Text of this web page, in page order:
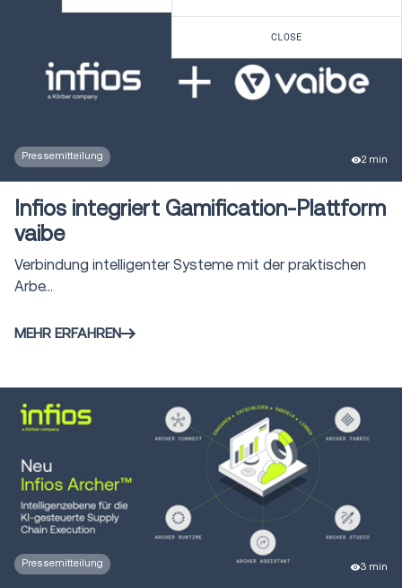
Commerce Engagement
Auftragsversprechen &
Optimierung
Auftragsorchestrierung &
Kundenservice und
Order Management
Management für 3PL
Integrationsplattform as a
Service (iPaaS)
Order Management für
CLOSE
Pressemitteilung 2 min
Infios integriert Gamification-Plattform
vaibe
Verbindung intelligenter Systeme mit der praktischen
Arbe...
MEHR ERFAHREN
Pressemitteilung 3 min